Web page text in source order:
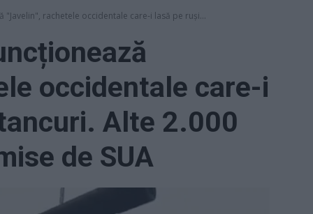
"Javelin", rachetele occidentale care-i lasă pe ruși...
occidentale care-i
Alte 2.000
de SUA